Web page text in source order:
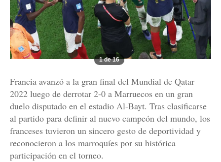
1 de 16
Francia avanzó a la gran final del Mundial de Qatar
2022 luego de derrotar 2-0 a Marruecos en un gran
duelo disputado en el estadio Al-Bayt. Tras clasificarse
al partido para definir al nuevo campeón del mundo, los
franceses tuvieron un sincero gesto de deportividad y
reconocieron a los marroquíes por su histórica
participación en el torneo.